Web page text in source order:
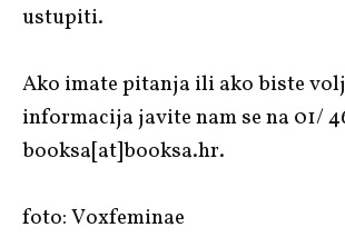
ustupiti.
Ako imate pitanja ili ako biste
informacija javite nam se na 01/
booksa[at]booksa.hr.
foto: Voxfeminae